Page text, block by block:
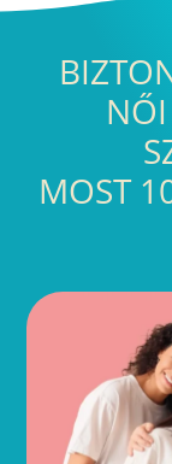
MOST